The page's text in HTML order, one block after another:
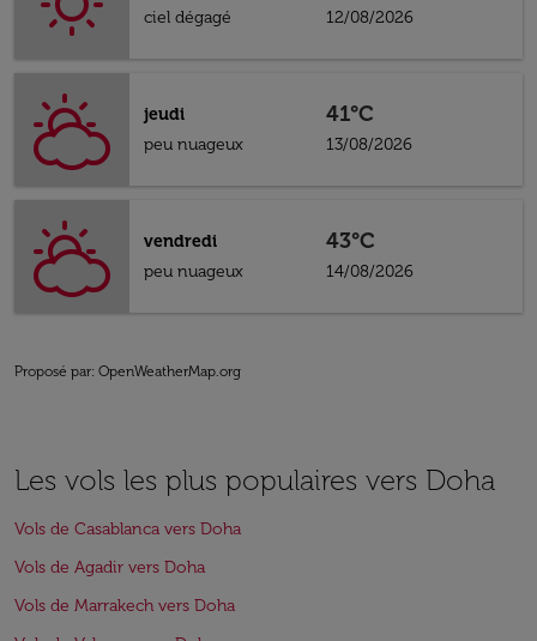
ciel dégagé
12/08/2026
jeudi
peu nuageux
41°C
13/08/2026
vendredi
peu nuageux
43°C
14/08/2026
Proposé par: OpenWeatherMap.org
Les vols les plus populaires vers Doha
Vols de Casablanca vers Doha
Vols de Agadir vers Doha
Vols de Marrakech vers Doha